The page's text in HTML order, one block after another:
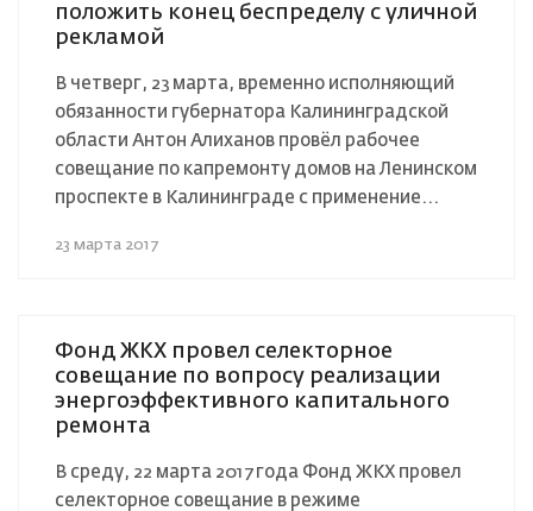
положить конец беспределу с уличной
рекламой
В четверг, 23 марта, временно исполняющий
обязанности губернатора Калининградской
области Антон Алиханов провёл рабочее
совещание по капремонту домов на Ленинском
проспекте в Калининграде с применение...
23 марта 2017
Фонд ЖКХ провел селекторное
совещание по вопросу реализации
энергоэффективного капитального
ремонта
В среду, 22 марта 2017 года Фонд ЖКХ провел
селекторное совещание в режиме